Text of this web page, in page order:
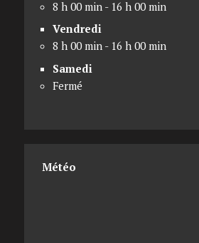
8 h 00 min - 16 h 00 min
Vendredi
8 h 00 min - 16 h 00 min
Samedi
Fermé
Météo